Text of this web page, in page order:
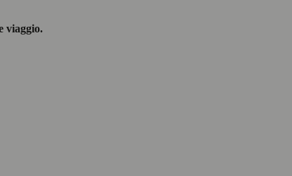
viaggio.